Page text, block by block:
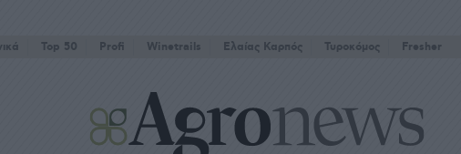
Top 50 Profi Winetrails Eλαίας Καρπός Τυροκόμος Fresher